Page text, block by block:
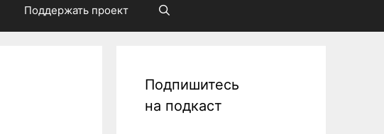
Поддержать проект
Подпишитесь
на подкаст